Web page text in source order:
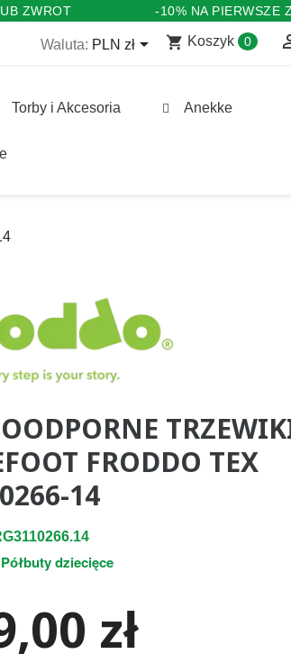
ZWROT -10% NA PIERWSZE
Waluta: PLN zł shopping_cart Koszyk 0
Torby i Akcesoria Anekke
FRODDO TEX
14
Półbuty dziecięce
zł